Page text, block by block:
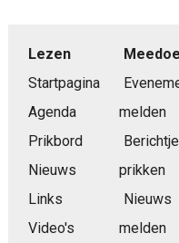
Lezen
Startpagina
Agenda
Prikbord
Nieuws
Links
Video's
melden
Berichtje
prikken
Nieuws
melden